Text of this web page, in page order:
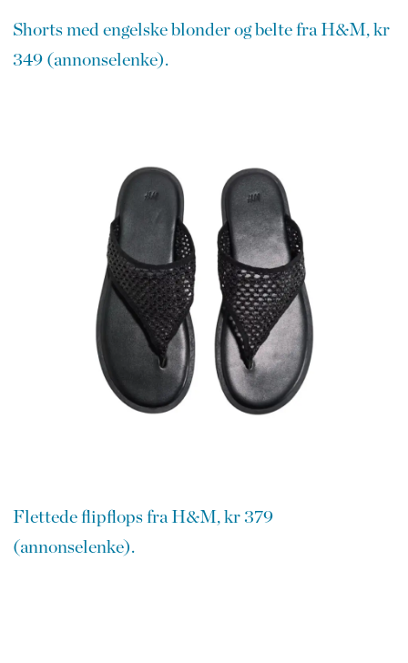
Shorts med engelske blonder og belte fra H&M, kr
349 (annonselenke).
Flettede flipflops fra H&M, kr 379
(annonselenke).